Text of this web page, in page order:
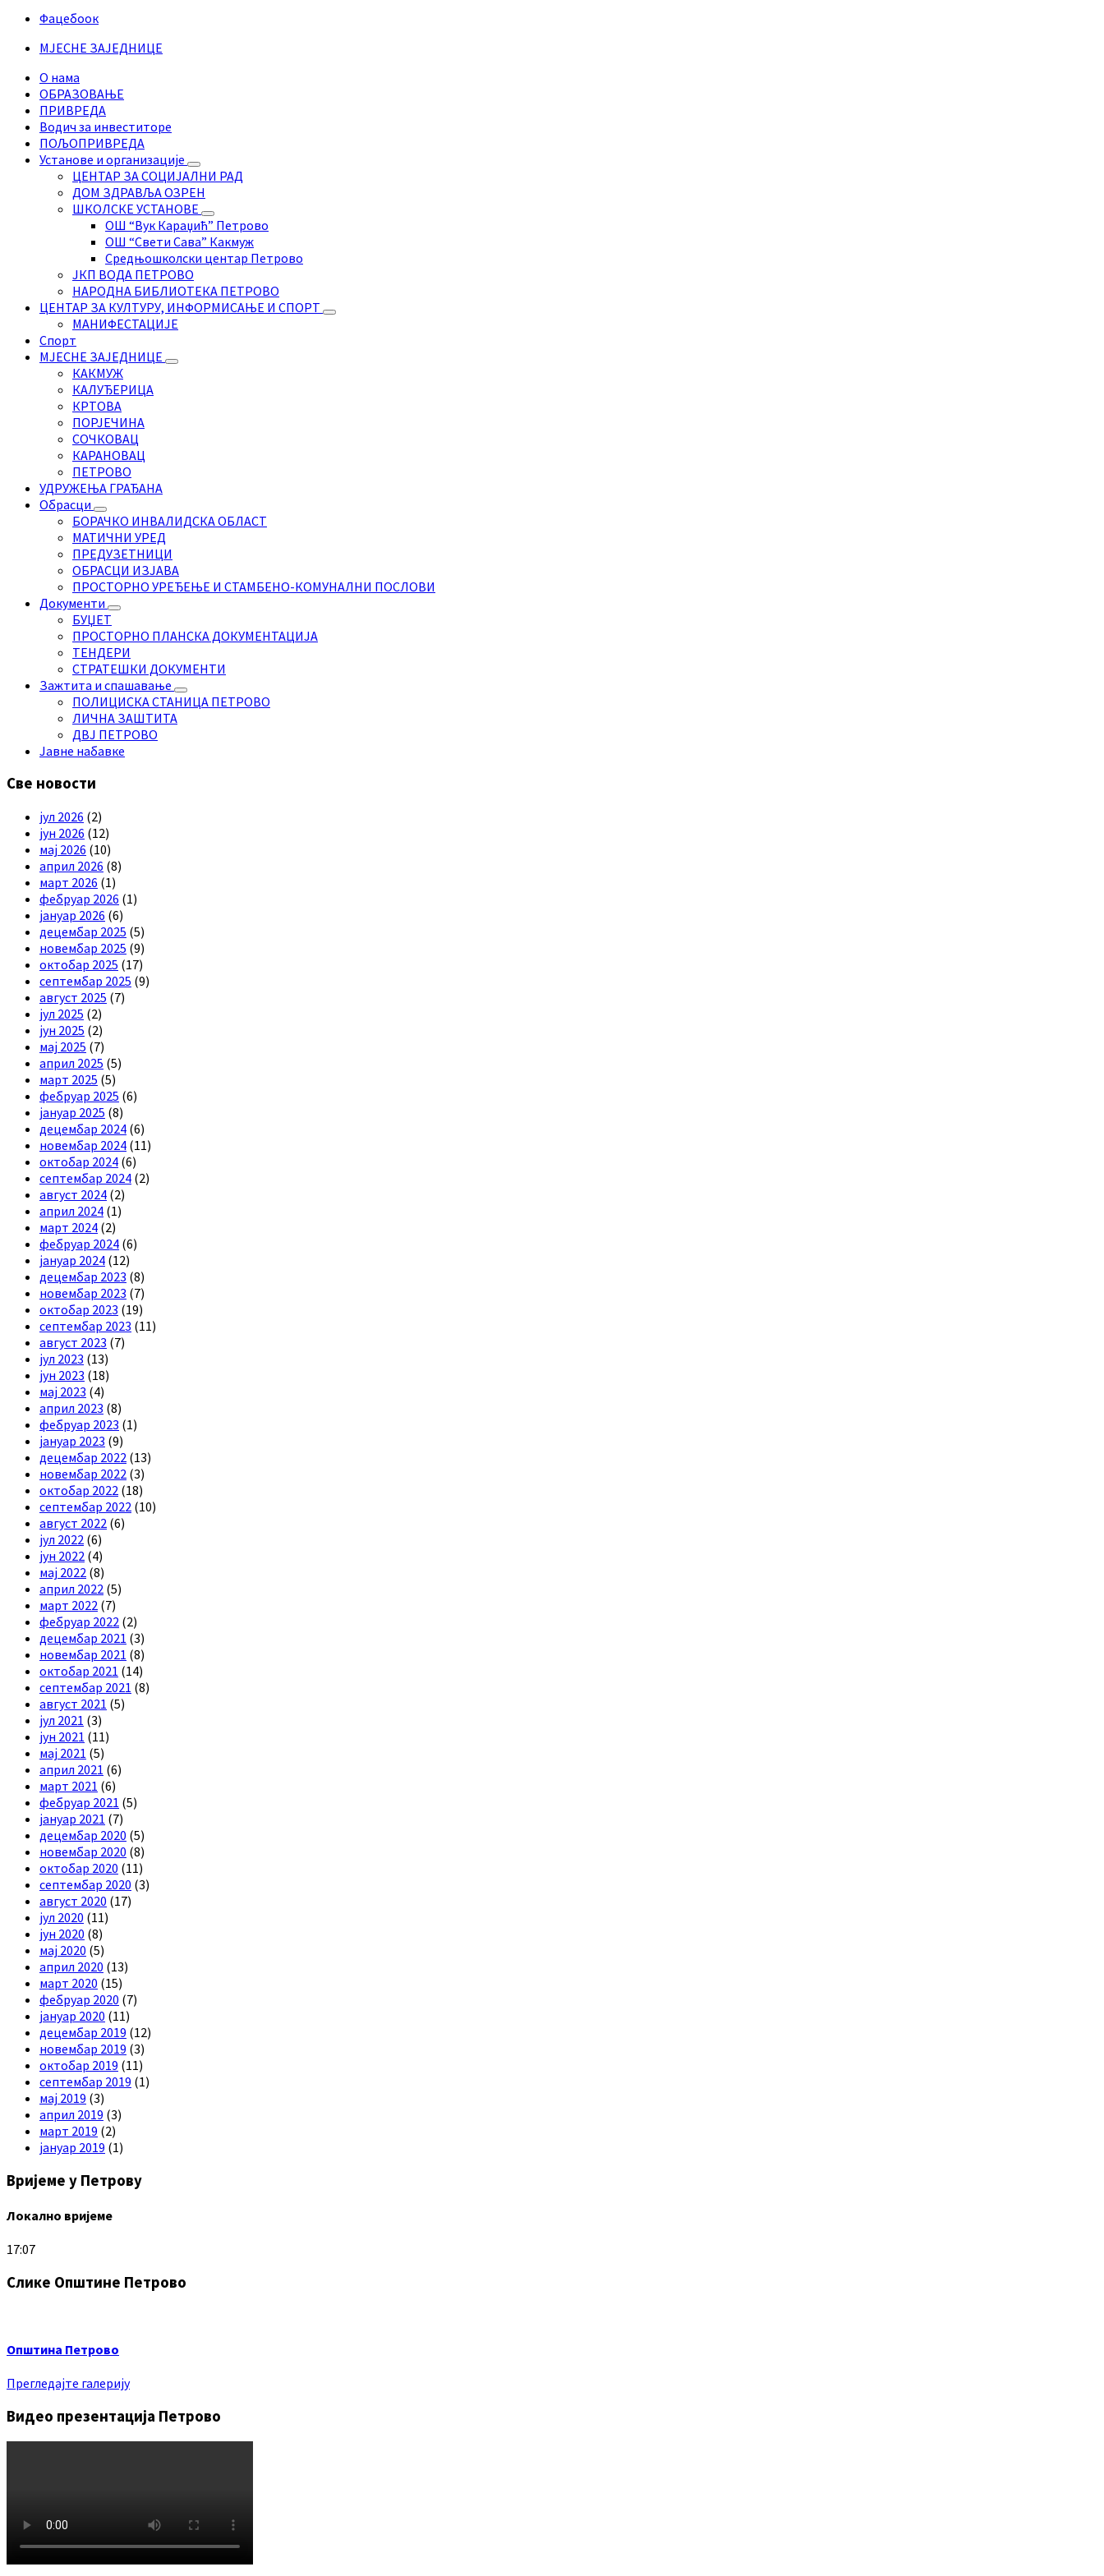
Фацебоок
МЈЕСНЕ ЗАЈЕДНИЦЕ
О нама
ОБРАЗОВАЊЕ
ПРИВРЕДА
Водич за инвеститоре
ПОЉОПРИВРЕДА
Установе и организације
ЦЕНТАР ЗА СОЦИЈАЛНИ РАД
ДОМ ЗДРАВЉА ОЗРЕН
ШКОЛСКЕ УСТАНОВЕ
ОШ “Вук Караџић” Петрово
ОШ “Свети Сава” Какмуж
Средњошколски центар Петрово
ЈКП ВОДА ПЕТРОВО
НАРОДНА БИБЛИОТЕКА ПЕТРОВО
ЦЕНТАР ЗА КУЛТУРУ, ИНФОРМИСАЊЕ И СПОРТ
МАНИФЕСТАЦИЈЕ
Спорт
МЈЕСНЕ ЗАЈЕДНИЦЕ
КАКМУЖ
КАЛУЂЕРИЦА
КРТОВА
ПОРЈЕЧИНА
СОЧКОВАЦ
КАРАНОВАЦ
ПЕТРОВО
УДРУЖЕЊА ГРАЂАНА
Обрасци
БОРАЧКО ИНВАЛИДСКА ОБЛАСТ
МАТИЧНИ УРЕД
ПРЕДУЗЕТНИЦИ
ОБРАСЦИ ИЗЈАВА
ПРОСТОРНО УРЕЂЕЊЕ И СТАМБЕНО-КОМУНАЛНИ ПОСЛОВИ
Документи
БУЏЕТ
ПРОСТОРНО ПЛАНСКА ДОКУМЕНТАЦИЈА
ТЕНДЕРИ
СТРАТЕШКИ ДОКУМЕНТИ
Зажтита и спашавање
ПОЛИЦИСКА СТАНИЦА ПЕТРОВО
ЛИЧНА ЗАШТИТА
ДВЈ ПЕТРОВО
Јавне набавке
Све новости
јул 2026 (2)
јун 2026 (12)
мај 2026 (10)
април 2026 (8)
март 2026 (1)
фебруар 2026 (1)
јануар 2026 (6)
децембар 2025 (5)
новембар 2025 (9)
октобар 2025 (17)
септембар 2025 (9)
август 2025 (7)
јул 2025 (2)
јун 2025 (2)
мај 2025 (7)
април 2025 (5)
март 2025 (5)
фебруар 2025 (6)
јануар 2025 (8)
децембар 2024 (6)
новембар 2024 (11)
октобар 2024 (6)
септембар 2024 (2)
август 2024 (2)
април 2024 (1)
март 2024 (2)
фебруар 2024 (6)
јануар 2024 (12)
децембар 2023 (8)
новембар 2023 (7)
октобар 2023 (19)
септембар 2023 (11)
август 2023 (7)
јул 2023 (13)
јун 2023 (18)
мај 2023 (4)
април 2023 (8)
фебруар 2023 (1)
јануар 2023 (9)
децембар 2022 (13)
новембар 2022 (3)
октобар 2022 (18)
септембар 2022 (10)
август 2022 (6)
јул 2022 (6)
јун 2022 (4)
мај 2022 (8)
април 2022 (5)
март 2022 (7)
фебруар 2022 (2)
децембар 2021 (3)
новембар 2021 (8)
октобар 2021 (14)
септембар 2021 (8)
август 2021 (5)
јул 2021 (3)
јун 2021 (11)
мај 2021 (5)
април 2021 (6)
март 2021 (6)
фебруар 2021 (5)
јануар 2021 (7)
децембар 2020 (5)
новембар 2020 (8)
октобар 2020 (11)
септембар 2020 (3)
август 2020 (17)
јул 2020 (11)
јун 2020 (8)
мај 2020 (5)
април 2020 (13)
март 2020 (15)
фебруар 2020 (7)
јануар 2020 (11)
децембар 2019 (12)
новембар 2019 (3)
октобар 2019 (11)
септембар 2019 (1)
мај 2019 (3)
април 2019 (3)
март 2019 (2)
јануар 2019 (1)
Вријеме у Петрову
Локално вријеме
17:07
Слике Општине Петрово
Општина Петрово
Прегледајте галерију
Видео презентација Петрово